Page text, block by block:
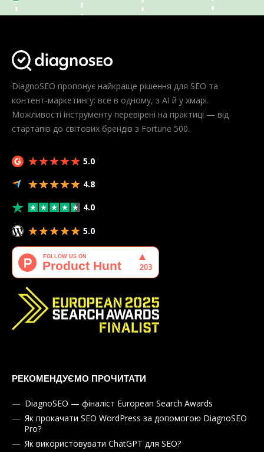
DiagnoSEO пропонує найкраще рішення для SEO та
контент-маркетингу: все в одному, з AI й у хмарі.
Можливості інструменту перевірені на практиці — від
стартапів до світових брендів з Fortune 500.
5.0
4.8
4.0
5.0
РЕКОМЕНДУЄМО ПРОЧИТАТИ
DiagnoSEO — фіналіст European Search Awards
Як прокачати SEO WordPress за допомогою DiagnoSEO
Pro?
Як використовувати ChatGPT для SEO?